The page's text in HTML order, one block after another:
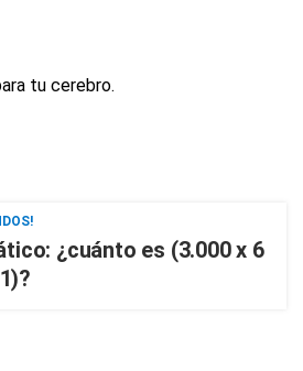
¿cuánto es (3.000 x 6